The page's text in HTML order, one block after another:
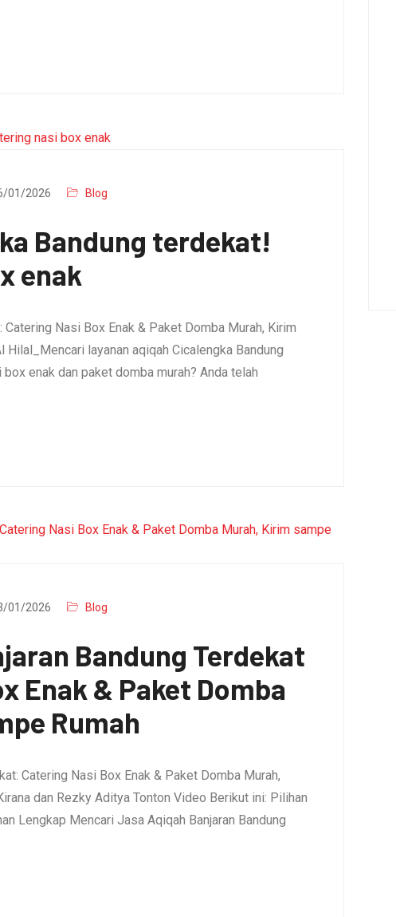
01/2026 Blog
Bandung terdekat!
enak
Nasi Box Enak & Paket Domba Murah, Kirim
Hilal_Mencari layanan aqiqah Cicalengka Bandung
enak dan paket domba murah? Anda telah
01/2026 Blog
Bandung Terdekat
Enak & Paket Domba
Rumah
Catering Nasi Box Enak & Paket Domba Murah,
dan Rezky Aditya Tonton Video Berikut ini: Pilihan
Lengkap Mencari Jasa Aqiqah Banjaran Bandung